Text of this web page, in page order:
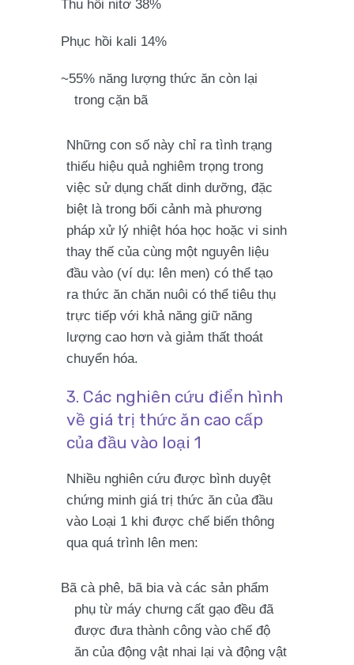
Thu hồi nitơ 38%
Phục hồi kali 14%
~55% năng lượng thức ăn còn lại
trong cặn bã
Những con số này chỉ ra tình trạng
thiếu hiệu quả nghiêm trọng trong
việc sử dụng chất dinh dưỡng, đặc
biệt là trong bối cảnh mà phương
pháp xử lý nhiệt hóa học hoặc vi sinh
thay thế của cùng một nguyên liệu
đầu vào (ví dụ: lên men) có thể tạo
ra thức ăn chăn nuôi có thể tiêu thụ
trực tiếp với khả năng giữ năng
lượng cao hơn và giảm thất thoát
chuyển hóa.
3. Các nghiên cứu điển hình
về giá trị thức ăn cao cấp
của đầu vào loại 1
Nhiều nghiên cứu được bình duyệt
chứng minh giá trị thức ăn của đầu
vào Loại 1 khi được chế biến thông
qua quá trình lên men:
Bã cà phê, bã bia và các sản phẩm
phụ từ máy chưng cất gạo đều đã
được đưa thành công vào chế độ
ăn của động vật nhai lại và động vật